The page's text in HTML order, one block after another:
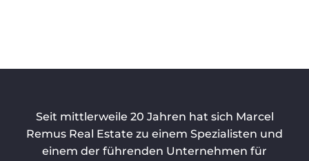
Seit mittlerweile 20 Jahren hat sich Marcel
Remus Real Estate zu einem Spezialisten und
einem der führenden Unternehmen für